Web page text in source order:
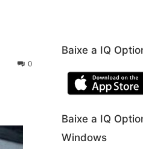
0
Baixe a IQ
Baixe a IQ
Windows